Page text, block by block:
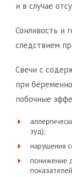
и в случае
Сонливость и
следствием
Свечи с
при
побочные
зуд);
нарушения
понижение